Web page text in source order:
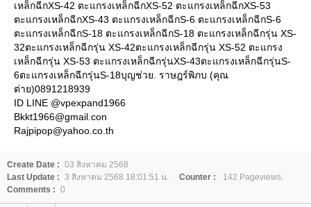
เหล็กฉีกXS-42 ตะแกรงเหล็กฉีกXS-52 ตะแกรงเหล็กฉีกXS-53
ตะแกรงเหล็กฉีกXS-43 ตะแกรงเหล็กฉีกS-6 ตะแกรงเหล็กฉีกS-6
ตะแกรงเหล็กฉีกS-18 ตะแกรงเหล็กฉีกS-18 ตะแกรงเหล็กฉีกรุ่น XS-
32ตะแกรงเหล็กฉีกรุ่น XS-42ตะแกรงเหล็กฉีกรุ่น XS-52 ตะแกรง
เหล็กฉีกรุ่น XS-53 ตะแกรงเหล็กฉีกรุ่นXS-43ตะแกรงเหล็กฉีกรุ่นS-
6ตะแกรงเหล็กฉีกรุ่นS-18บุญช่วย. ราษฎร์พิภบ (คุณ
ต่าย)0891218939
ID LINE @vpexpand1966
Bkkt1966@gmail.con
Rajpipop@yahoo.co.th
Create Date : 03 สิงหาคม 2568
Last Update : 3 สิงหาคม 2568 18:01:51 น. Counter :
142 Pageviews.
Comments : 0